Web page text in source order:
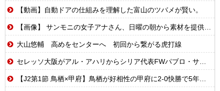
【動画】自動ドアの仕組みを理解した富山のツバメが賢い。
【画像】 サンモニの女子アナさん、日曜の朝から素材を提供してしまう
大山悠輔 高めをセンターへ 初回から繋がる虎打線
セレッソ大阪がアル・アハリからシリア代表FWパブロ・サバックを獲得へ 2025年のKリーグ得点王
【J2第1節 鳥栖×甲府】鳥栖が好相性の甲府に2-0快勝で5年ぶり開幕白星！田中雄大は古巣に恩返しPK弾